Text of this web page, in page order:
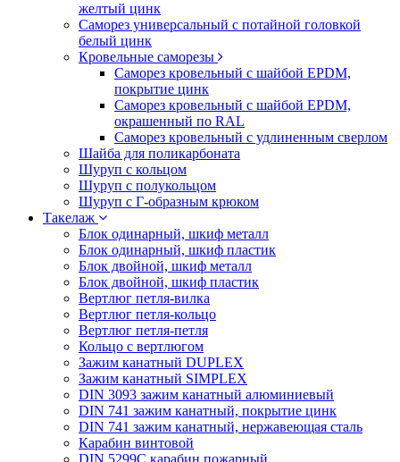
желтый цинк
Саморез универсальный с потайной головкой
белый цинк
Кровельные саморезы
Саморез кровельный с шайбой EPDM,
покрытие цинк
Саморез кровельный с шайбой EPDM,
окрашенный по RAL
Саморез кровельный с удлиненным сверлом
Шайба для поликарбоната
Шуруп с кольцом
Шуруп с полукольцом
Шуруп с Г-образным крюком
Такелаж
Блок одинарный, шкиф металл
Блок одинарный, шкиф пластик
Блок двойной, шкиф металл
Блок двойной, шкиф пластик
Вертлюг петля-вилка
Вертлюг петля-кольцо
Вертлюг петля-петля
Кольцо с вертлюгом
Зажим канатный DUPLEX
Зажим канатный SIMPLEX
DIN 3093 зажим канатный алюминиевый
DIN 741 зажим канатный, покрытие цинк
DIN 741 зажим канатный, нержавеющая сталь
Карабин винтовой
DIN 5299C карабин пожарный